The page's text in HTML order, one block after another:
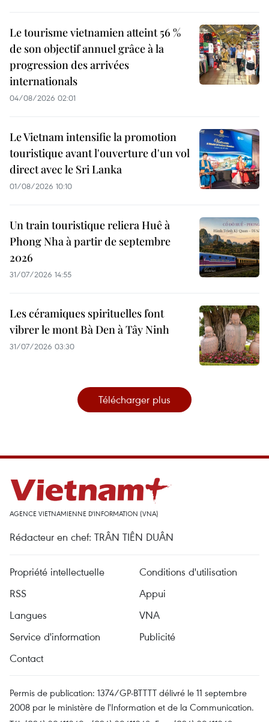
Le tourisme vietnamien atteint 56 %
de son objectif annuel grâce à la
progression des arrivées
internationals
04/08/2026 02:01
Le Vietnam intensifie la promotion
touristique avant l'ouverture d'un vol
direct avec le Sri Lanka
01/08/2026 10:10
Un train touristique reliera Huê à
Phong Nha à partir de septembre
2026
31/07/2026 14:55
Les céramiques spirituelles font
vibrer le mont Bà Den à Tây Ninh
31/07/2026 03:30
Télécharger plus
AGENCE VIETNAMIENNE D'INFORMATION (VNA)
Rédacteur en chef: TRÂN TIÊN DUÂN
Propriété intellectuelle
Conditions d'utilisation
RSS
Appui
Langues
VNA
Service d'information
Publicité
Contact
Permis de publication: 1374/GP-BTTTT délivré le 11 septembre
2008 par le ministère de l'Information et de la Communication.